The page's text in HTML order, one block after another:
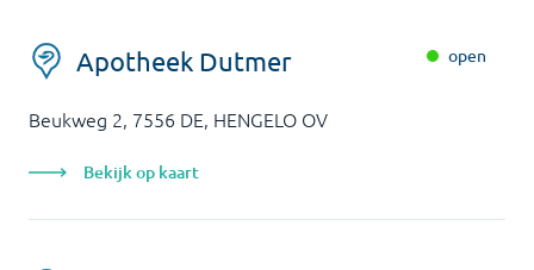
Apotheek Dutmer open
Beukweg 2, 7556 DE, HENGELO OV
Bekijk op kaart